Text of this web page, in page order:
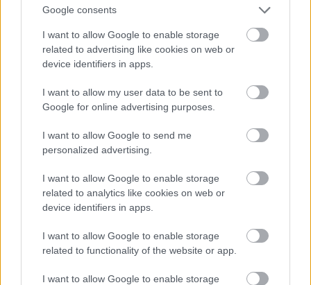
Google consents
I want to allow Google to enable storage
related to advertising like cookies on web or
device identifiers in apps.
I want to allow my user data to be sent to
Google for online advertising purposes.
I want to allow Google to send me
personalized advertising.
I want to allow Google to enable storage
related to analytics like cookies on web or
device identifiers in apps.
I want to allow Google to enable storage
related to functionality of the website or app.
I want to allow Google to enable storage
Jön még kép!